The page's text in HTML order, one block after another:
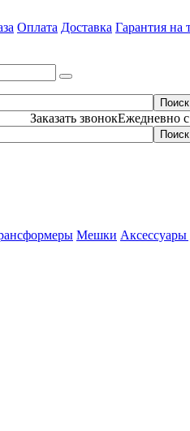
Оплата Доставка Гарантия на
Ежедневно
Заказать звонок
Мешки Аксессуары